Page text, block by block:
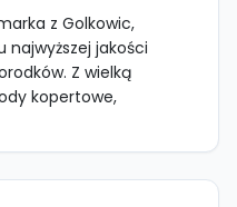
z Golkowic,
najwyższej jakości
Z wielką
kopertowe,